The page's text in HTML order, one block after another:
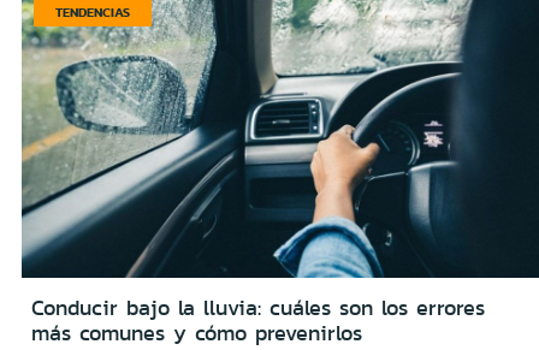
TENDENCIAS
Conducir bajo la lluvia: cuáles son los errores
más comunes y cómo prevenirlos